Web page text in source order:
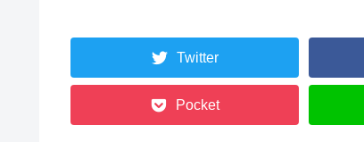
Twitter
Pocket